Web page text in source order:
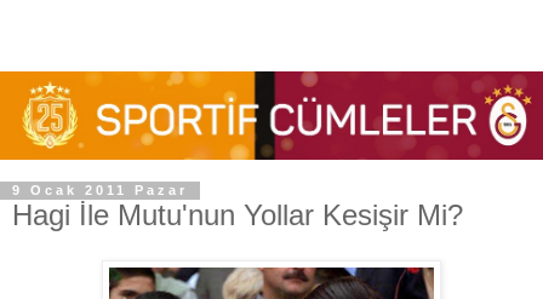
9 Ocak 2011 Pazar
Hagi İle Mutu'nun Yollar Kesişir Mi?